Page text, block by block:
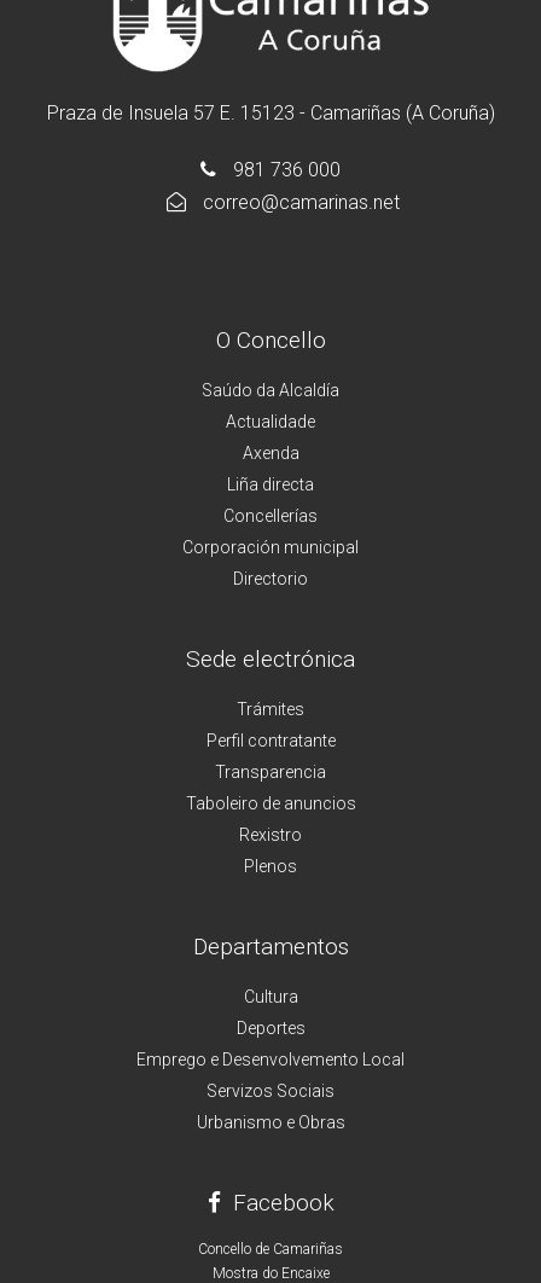
Praza de Insuela 57 E. 15123 - Camariñas (A Coruña)
981 736 000
correo@camarinas.net
O Concello
Saúdo da Alcaldía
Actualidade
Axenda
Liña directa
Concellerías
Corporación municipal
Directorio
Sede electrónica
Trámites
Perfil contratante
Transparencia
Taboleiro de anuncios
Rexistro
Plenos
Departamentos
Cultura
Deportes
Emprego e Desenvolvemento Local
Servizos Sociais
Urbanismo e Obras
Facebook
Concello de Camariñas
Mostra do Encaixe